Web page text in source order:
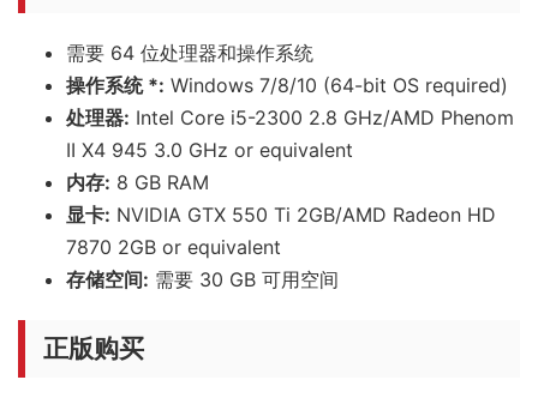
需要 64 位处理器和操作系统
操作系统 *: Windows 7/8/10 (64-bit OS required)
处理器: Intel Core i5-2300 2.8 GHz/AMD Phenom
II X4 945 3.0 GHz or equivalent
内存: 8 GB RAM
显卡: NVIDIA GTX 550 Ti 2GB/AMD Radeon HD
7870 2GB or equivalent
存储空间: 需要 30 GB 可用空间
正版购买